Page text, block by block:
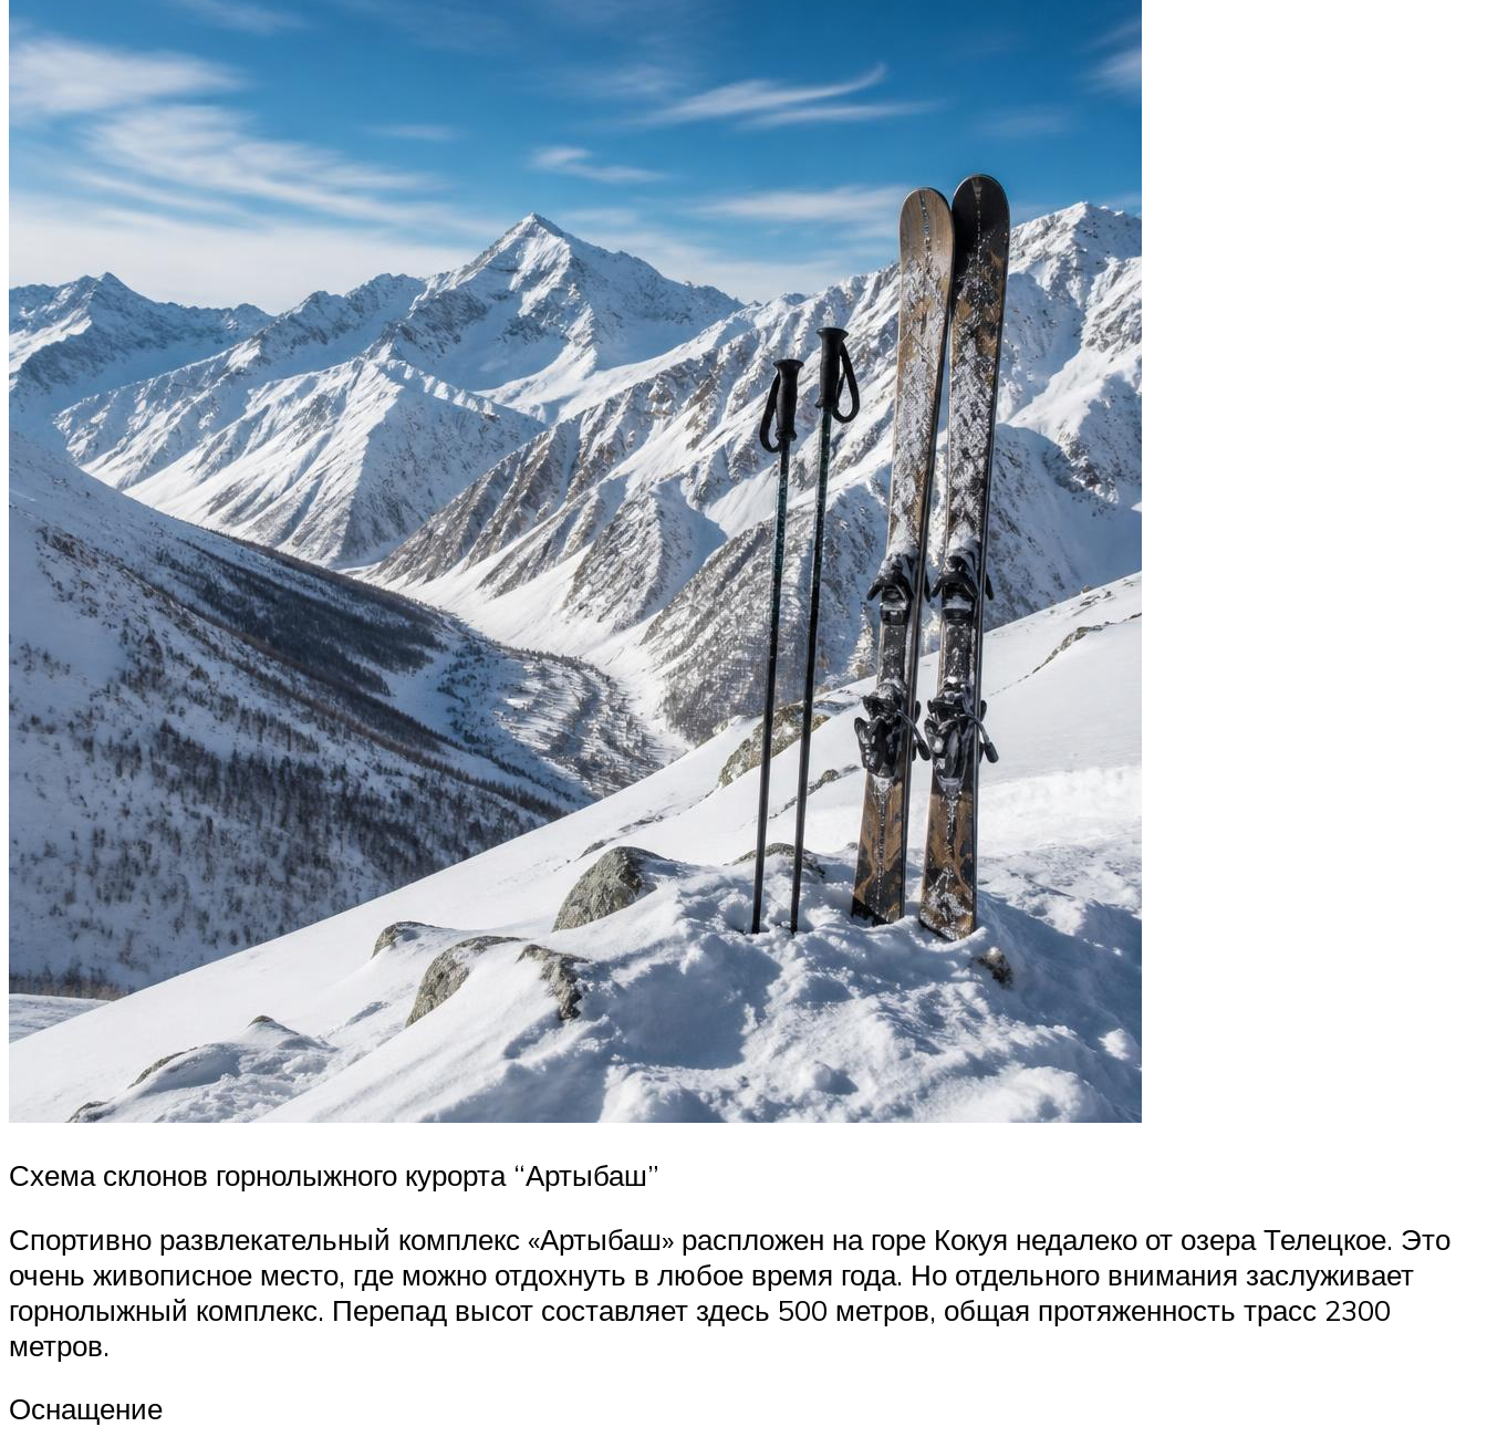
Схема склонов горнолыжного курорта “Артыбаш”
Спортивно развлекательный комплекс «Артыбаш» распложен на горе Кокуя недалеко от озера Телецкое. Это
очень живописное место, где можно отдохнуть в любое время года. Но отдельного внимания заслуживает
горнолыжный комплекс. Перепад высот составляет здесь 500 метров, общая протяженность трасс 2300
метров.
Оснащение